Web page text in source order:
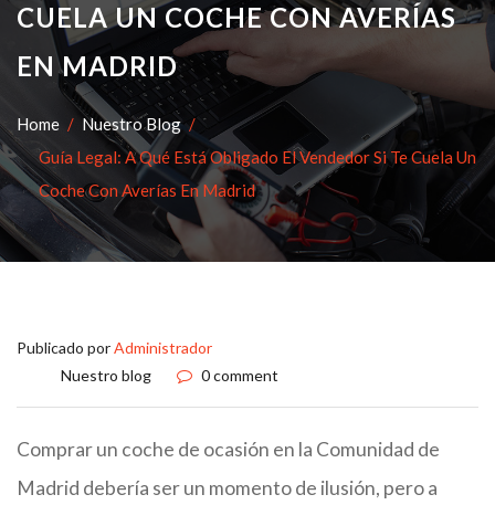
CUELA UN COCHE CON AVERÍAS
EN MADRID
Home
Nuestro Blog
Guía Legal: A Qué Está Obligado El Vendedor Si Te Cuela Un
Coche Con Averías En Madrid
Publicado porAdministrador
Nuestro blog
0 comment
Comprar un coche de ocasión en la Comunidad de
Madrid debería ser un momento de ilusión, pero a